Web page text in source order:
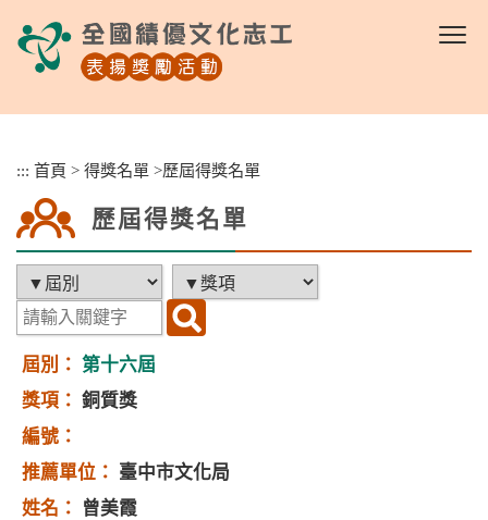
::: 首頁 > 得獎名單 >歷屆得獎名單
歷屆得獎名單
第十六屆
銅質獎
臺中市文化局
曾美霞